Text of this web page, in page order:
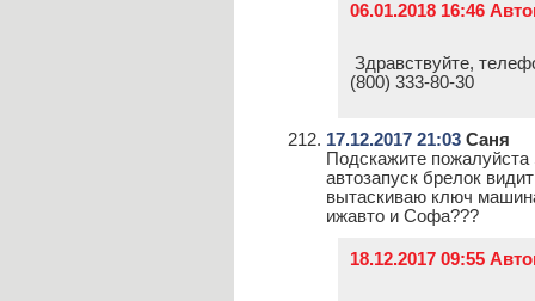
06.01.2018 16:46
Здравствуйте,
(800) 333-80-30
17.12.2017 21:03 Саня
Подскажите пожалуйста
автозапуск брелок
вытаскиваю ключ
ижавто и Софа???
18.12.2017 09:55